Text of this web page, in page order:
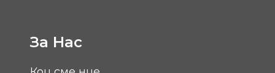
За Нас